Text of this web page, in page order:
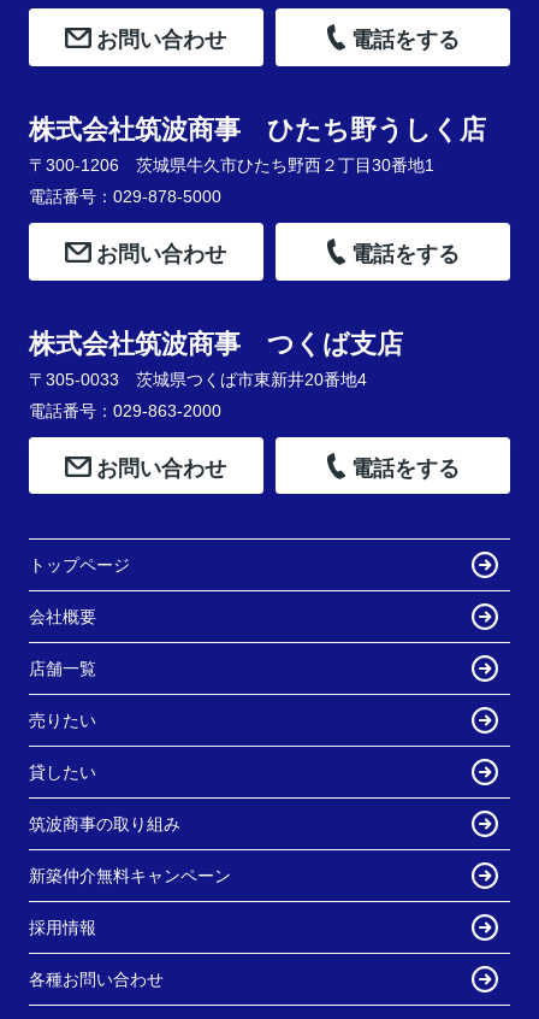
お問い合わせ 電話をする
株式会社筑波商事 ひたち野うしく店
〒300-1206 茨城県牛久市ひたち野西２丁目30番地1
電話番号：029-878-5000
お問い合わせ 電話をする
株式会社筑波商事 つくば支店
〒305-0033 茨城県つくば市東新井20番地4
電話番号：029-863-2000
お問い合わせ 電話をする
トップページ
会社概要
店舗一覧
売りたい
貸したい
筑波商事の取り組み
新築仲介無料キャンペーン
採用情報
各種お問い合わせ